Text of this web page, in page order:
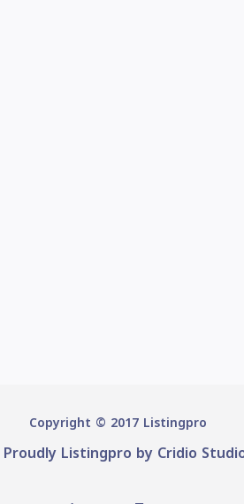
Copyright © 2017 Listingpro
Proudly Listingpro byCridio